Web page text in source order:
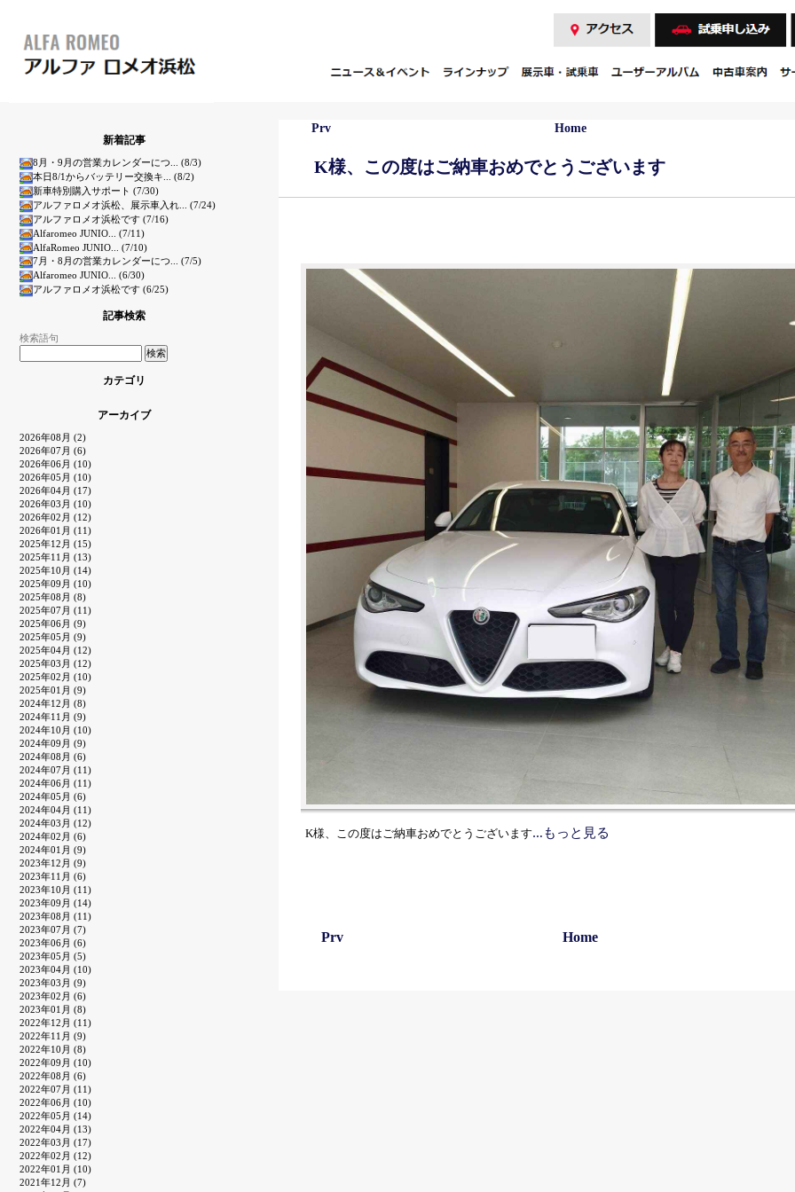
新着記事
8月・9月の営業カレンダーにつ... (8/3)
本日8/1からバッテリー交換キ... (8/2)
新車特別購入サポート (7/30)
アルファロメオ浜松、展示車入れ... (7/24)
アルファロメオ浜松です (7/16)
Alfaromeo JUNIO... (7/11)
AlfaRomeo JUNIO... (7/10)
7月・8月の営業カレンダーにつ... (7/5)
Alfaromeo JUNIO... (6/30)
アルファロメオ浜松です (6/25)
記事検索
検索語句
カテゴリ
アーカイブ
2026年08月 (2)
2026年07月 (6)
2026年06月 (10)
2026年05月 (10)
2026年04月 (17)
2026年03月 (10)
2026年02月 (12)
2026年01月 (11)
2025年12月 (15)
2025年11月 (13)
2025年10月 (14)
2025年09月 (10)
2025年08月 (8)
2025年07月 (11)
2025年06月 (9)
2025年05月 (9)
2025年04月 (12)
2025年03月 (12)
2025年02月 (10)
2025年01月 (9)
2024年12月 (8)
2024年11月 (9)
2024年10月 (10)
2024年09月 (9)
2024年08月 (6)
2024年07月 (11)
2024年06月 (11)
2024年05月 (6)
2024年04月 (11)
2024年03月 (12)
2024年02月 (6)
2024年01月 (9)
2023年12月 (9)
2023年11月 (6)
2023年10月 (11)
2023年09月 (14)
2023年08月 (11)
2023年07月 (7)
2023年06月 (6)
2023年05月 (5)
2023年04月 (10)
2023年03月 (9)
2023年02月 (6)
2023年01月 (8)
2022年12月 (11)
2022年11月 (9)
2022年10月 (8)
2022年09月 (10)
2022年08月 (6)
2022年07月 (11)
2022年06月 (10)
2022年05月 (14)
2022年04月 (13)
2022年03月 (17)
2022年02月 (12)
2022年01月 (10)
2021年12月 (7)
Prv Home
K様、この度はご納車おめでとうございます
K様、この度はご納車おめでとうございます…もっと見る
Prv Home